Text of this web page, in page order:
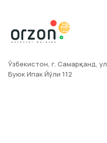
Ўзбекистон, г. Самарқанд, ул.
Буюк Ипак Йўли 112